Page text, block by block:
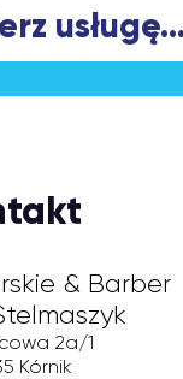
& Barber
2a/1
Kórnik